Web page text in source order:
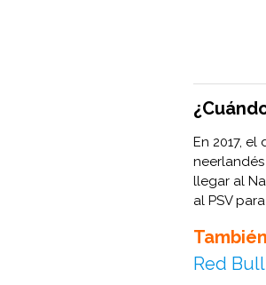
En 2017,
llegar al
al PSV
Red